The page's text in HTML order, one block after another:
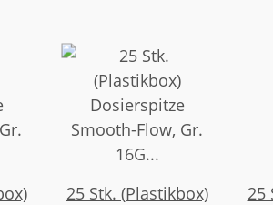
25 Stk. (Plastikbox)
25